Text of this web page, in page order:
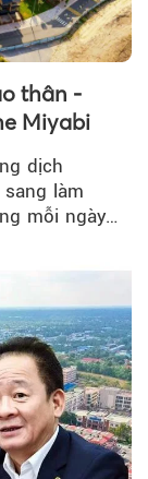
thân -
Miyabi
dịch
làm
mỗi ngày…